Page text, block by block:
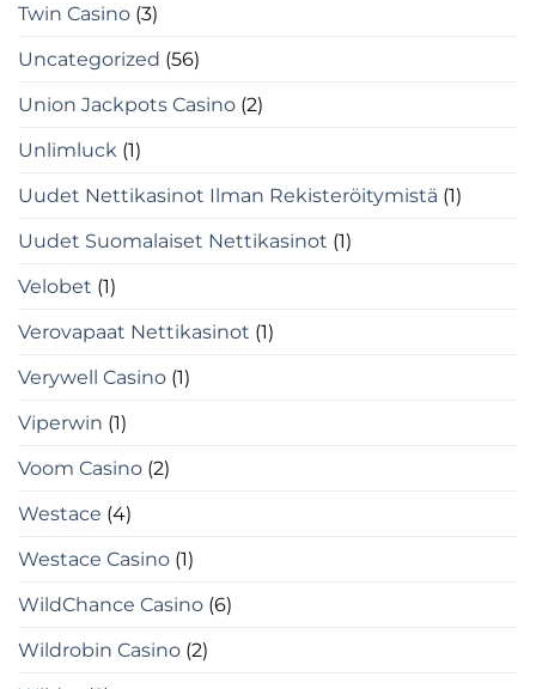
Twin Casino (3)
Uncategorized (56)
Union Jackpots Casino (2)
Unlimluck (1)
Uudet Nettikasinot Ilman Rekisteröitymistä (1)
Uudet Suomalaiset Nettikasinot (1)
Velobet (1)
Verovapaat Nettikasinot (1)
Verywell Casino (1)
Viperwin (1)
Voom Casino (2)
Westace (4)
Westace Casino (1)
WildChance Casino (6)
Wildrobin Casino (2)